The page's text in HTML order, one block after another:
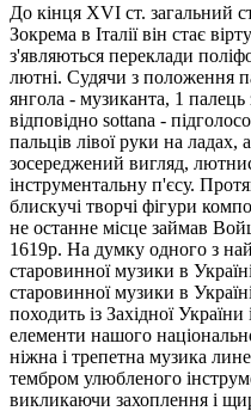
До кінця XVI ст. загальний
Зокрема в Iталії він стає
з'являються переклади
лютні. Судячи з положення
янгола - музиканта, 1 палець
відповідно sottana -
пальців лівої руки на
зосереджений вигляд,
інструментальну п'єсу.
блискучі творчі фiгури
не останне місце займав
1619р. На думку одного з
старовинної музики в
старовинної музики в
походить із Західної України
елементи нашого
ніжна і трепетна музика
тембром улюбленого
викликаючи захоплення і